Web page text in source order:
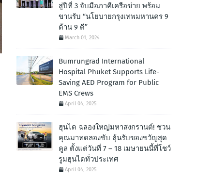
สู่ปีที่ 3 จับมือภาคีเครือข่าย พร้อม
ขานรับ “นโยบายกรุงเทพมหานคร 9
ด้าน 9 ดี”
March 01, 2024
Bumrungrad International
Hospital Phuket Supports Life-
Saving AED Program for Public
EMS Crews
April 04, 2025
ฮุนได ฉลองใหญ่มหาสงกรานต์! ชวน
คุณมาทดลองขับ ลุ้นรับของขวัญสุด
คูล ตั้งแต่วันที่ 7 – 18 เมษายนนี้ที่โชว์
รูมฮุนไดทั่วประเทศ
April 04, 2025